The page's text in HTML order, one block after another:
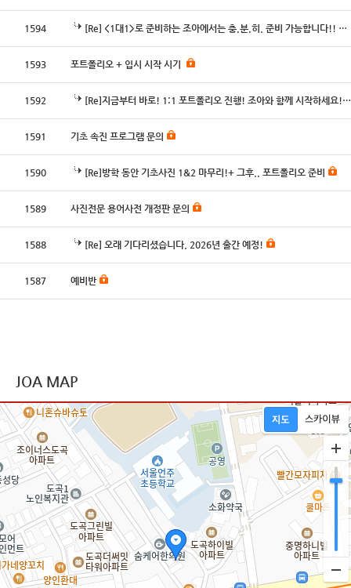
1594 [Re] <1대1>로 준비하는 조아에서는 충.분.히. 준비 가능합니다!! 조아와 함께 도전하세요!
1593 포트폴리오 + 입시 시작 시기
1592 [Re]지금부터 바로! 1:1 포트폴리오 진행! 조아와 함께 시작하세요!!
1591 기초 속진 프로그램 문의
1590 [Re]방학 동안 기초사진 1&2 마무리!+ 그후.. 포트폴리오 준비
1589 사진전문 용어사전 개정판 문의
1588 [Re] 오래 기다리셨습니다. 2026년 출간 예정!
1587 예비반
JOA MAP